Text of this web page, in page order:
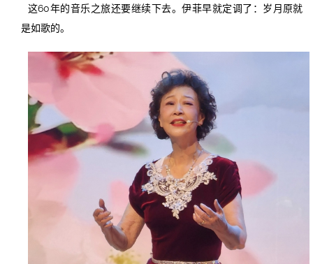
这60年的音乐之旅还要继续下去。伊菲早就定调了：岁月原就
是如歌的。